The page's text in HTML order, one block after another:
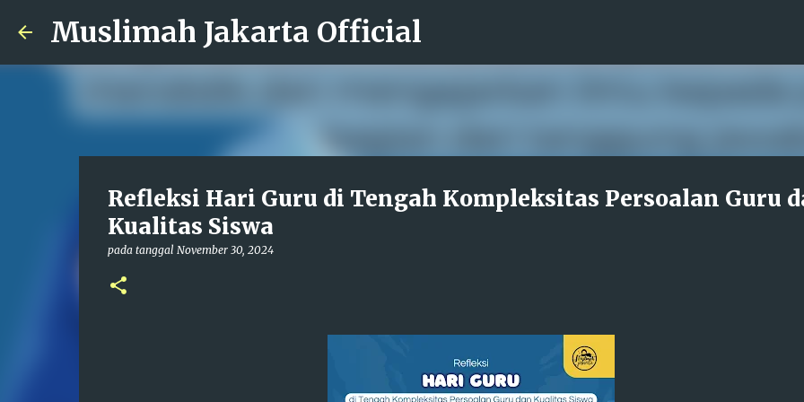
Muslimah Jakarta Official
Refleksi Hari Guru di Tengah Kompleksitas Persoalan Guru
Kualitas Siswa
pada tanggal November 30, 2024